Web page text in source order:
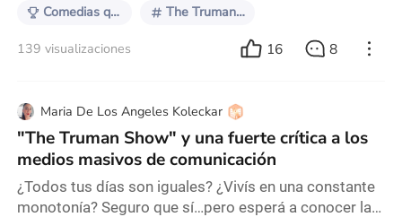
Comedias que se ponen serias The Truman Show
139 visualizaciones 16 8
Maria De Los Angeles Koleckar
"The Truman Show" y una fuerte crítica a los
medios masivos de comunicación
¿Todos tus días son iguales? ¿Vivís en una constante
monotonía? Seguro que sí…pero esperá a conocer la